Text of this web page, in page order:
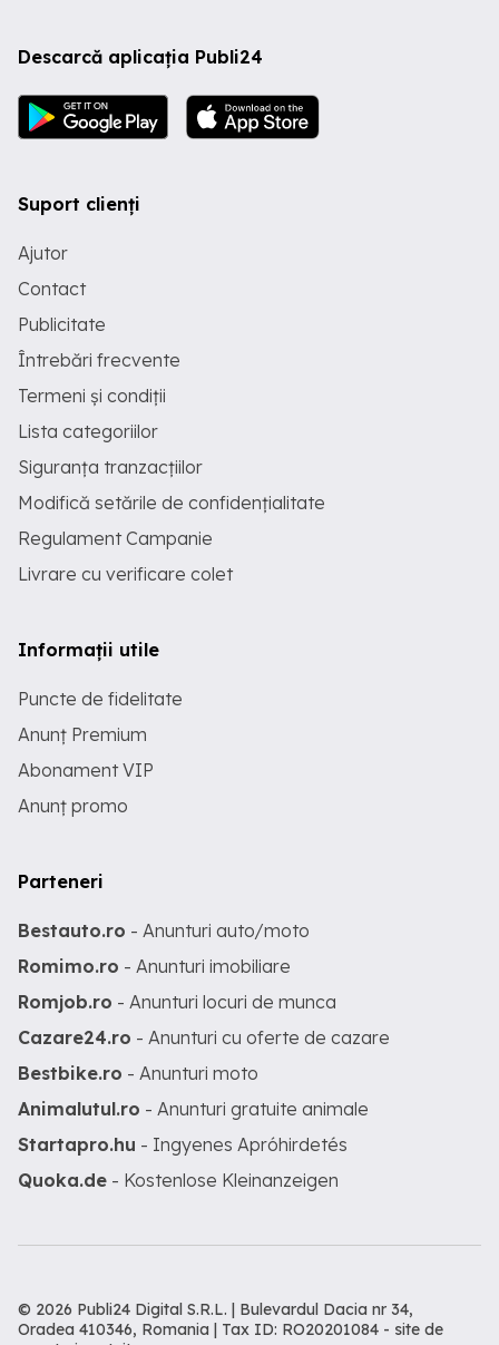
Descarcă aplicația Publi24
Suport clienți
Ajutor
Contact
Publicitate
Întrebări frecvente
Termeni și condiții
Lista categoriilor
Siguranța tranzacțiilor
Modifică setările de confidențialitate
Regulament Campanie
Livrare cu verificare colet
Informații utile
Puncte de fidelitate
Anunț Premium
Abonament VIP
Anunț promo
Parteneri
Bestauto.ro - Anunturi auto/moto
Romimo.ro - Anunturi imobiliare
Romjob.ro - Anunturi locuri de munca
Cazare24.ro - Anunturi cu oferte de cazare
Bestbike.ro - Anunturi moto
Animalutul.ro - Anunturi gratuite animale
Startapro.hu - Ingyenes Apróhirdetés
Quoka.de - Kostenlose Kleinanzeigen
© 2026 Publi24 Digital S.R.L. | Bulevardul Dacia nr 34,
Oradea 410346, Romania | Tax ID: RO20201084 - site de